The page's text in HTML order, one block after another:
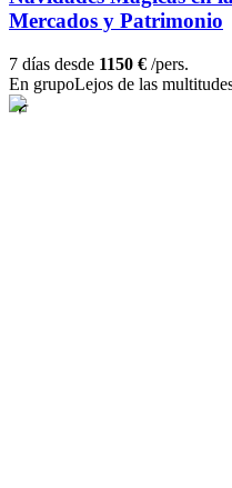
Mercados y Patrimonio
7 días desde 1150 € /pers.
En grupoLejos de las